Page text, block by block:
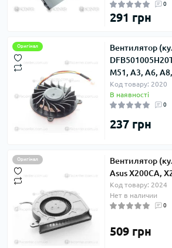
0
291 грн
Оригінал
Вентилятор
M51, A3, A6,
Код товару: 2020
В наявності
0
237 грн
Оригінал
Вентилятор
Asus X200CA,
Код товару: 2024
Нет в наличии
0
509 грн